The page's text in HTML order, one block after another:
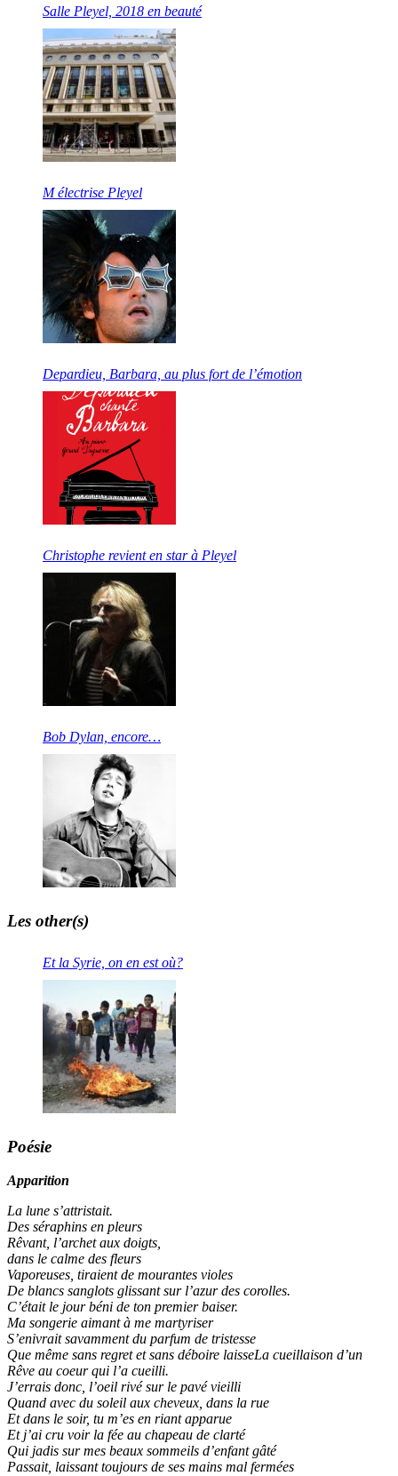
Salle Pleyel, 2018 en beauté
M électrise Pleyel
Depardieu, Barbara, au plus fort de l’émotion
Christophe revient en star à Pleyel
Bob Dylan, encore…
Les other(s)
Et la Syrie, on en est où?
Poésie
Apparition
La lune s’attristait.
Des séraphins en pleurs
Rêvant, l’archet aux doigts,
dans le calme des fleurs
Vaporeuses, tiraient de mourantes violes
De blancs sanglots glissant sur l’azur des corolles.
C’était le jour béni de ton premier baiser.
Ma songerie aimant à me martyriser
S’enivrait savamment du parfum de tristesse
Que même sans regret et sans déboire laisseLa cueillaison d’un
Rêve au coeur qui l’a cueilli.
J’errais donc, l’oeil rivé sur le pavé vieilli
Quand avec du soleil aux cheveux, dans la rue
Et dans le soir, tu m’es en riant apparue
Et j’ai cru voir la fée au chapeau de clarté
Qui jadis sur mes beaux sommeils d’enfant gâté
Passait, laissant toujours de ses mains mal fermées